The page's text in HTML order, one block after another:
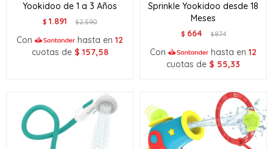
Yookidoo de 1 a 3 Años
$ 1.891 $2.590
Con hasta en 12
cuotas de $ 157,58
Sprinkle Yookidoo desde 18
Meses
$ 664 $874
Con hasta en 12
cuotas de $ 55,33